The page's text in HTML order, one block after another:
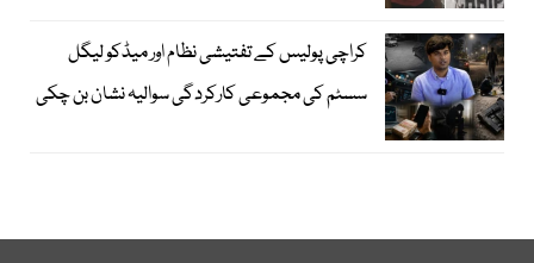
کراچی پولیس کے تفتیشی نظام اور میڈکو لیگل
سسٹم کی مجموعی کارکردگی سوالیہ نشان بن چکی